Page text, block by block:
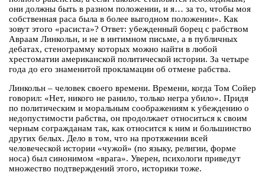
они должны быть в разном положении, и я… за то, чтобы моя
собственная раса была в более выгодном положении». Как
зовут этого «расиста»? Ответ: убежденный борец с рабством
Авраам Линкольн, и не в интимном письме, а в публичных
дебатах, стенограмму которых можно найти в любой
хрестоматии американской политической истории. За четыре
года до его знаменитой прокламации об отмене рабства.
Линкольн – человек своего времени. Времени, когда Том Сойер
говорил: «Нет, никого не ранило, только негра убило». Придя
по политическим и моральным соображениям к убеждению о
недопустимости рабства, он продолжает относиться к своим
черным согражданам так, как относится к ним и большинство
других белых. Дело в том, что на протяжении всей
человеческой истории «чужой» (по языку, религии, форме
носа) был синонимом «врага». Уверен, психологи приведут
множество подтверждений этого, историки тоже.